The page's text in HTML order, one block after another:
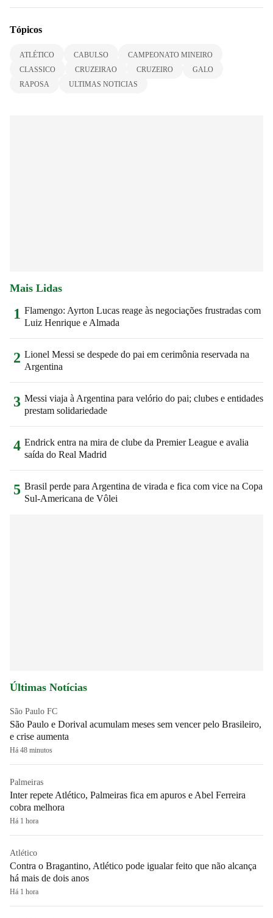
Tópicos
ATLÉTICO CABULSO
CAMPEONATO MINEIRO
CLASSICO
CRUZEIRAO CRUZEIRO
GALO
RAPOSA
ULTIMAS NOTICIAS
Mais Lidas
1 Flamengo: Ayrton Lucas reage às negociações frustradas com
Luiz Henrique e Almada
2 Lionel Messi se despede do pai em cerimônia reservada na
Argentina
3 Messi viaja à Argentina para velório do pai; clubes e entidades
prestam solidariedade
4 Endrick entra na mira de clube da Premier League e avalia
saída do Real Madrid
5 Brasil perde para Argentina de virada e fica com vice na Copa
Sul-Americana de Vôlei
Últimas Notícias
São Paulo FC
São Paulo e Dorival acumulam meses sem vencer pelo Brasileiro,
e crise aumenta
Há 48 minutos
Palmeiras
Inter repete Atlético, Palmeiras fica em apuros e Abel Ferreira
cobra melhora
Há 1 hora
Atlético
Contra o Bragantino, Atlético pode igualar feito que não alcança
há mais de dois anos
Há 1 hora